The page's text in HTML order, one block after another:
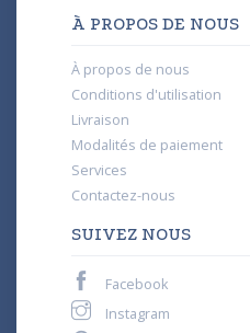
À PROPOS DE NOUS
À propos de nous
Conditions d'utilisation
Livraison
Modalités de paiement
Services
Contactez-nous
SUIVEZ NOUS
Facebook
Instagram